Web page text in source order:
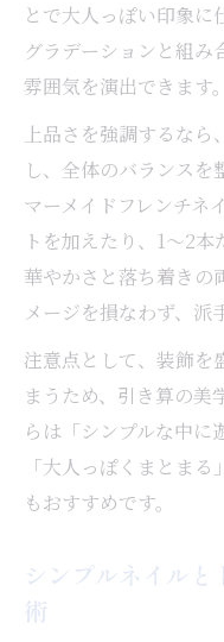
とで大人っぽい印象に
グラデーションと組み
雰囲気を演出できます。
上品さを強調するな
し、全体のバランスを
マーメイドフレンチネ
トを加えたり、1～2本
華やかさと落ち着きの
メージを損なわず、派
注意点として、装飾を
まうため、引き算の美
らは「シンプルな中に
「大人っぽくまとま
もおすすめです。
シンプルネイル
術